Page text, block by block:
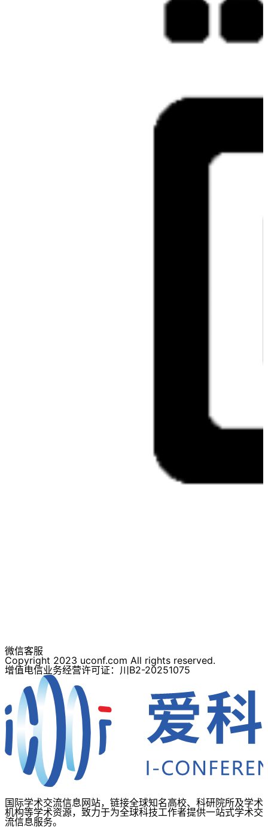
微信客服
Copyright 2023 uconf.com All rights reserved.
增值电信业务经营许可证：川B2-20251075
国际学术交流信息网站，链接全球知名高校、科研院所及学术
机构等学术资源，致力于为全球科技工作者提供一站式学术交
流信息服务。